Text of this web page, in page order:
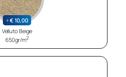
+€ 10,00
Velluto Beige
650gr/m2